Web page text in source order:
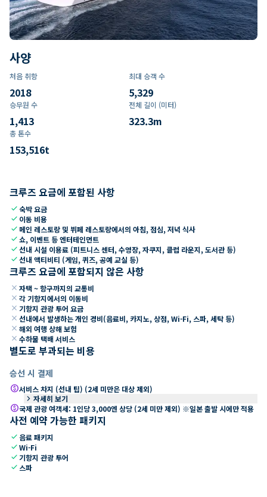
사양
처음 취항
2018
최대 승객 수
5,329
승무원 수
1,413
전체 길이 (미터)
323.3m
총 톤수
153,516t
크루즈 요금에 포함된 사항
check숙박 요금
check 이동 비용
check 메인 레스토랑 및 뷔페 레스토랑에서의 아침, 점심, 저녁 식사
check쇼, 이벤트 등 엔터테인먼트
check선내 시설 이용료 (피트니스 센터, 수영장, 자쿠지, 클럽 라운지, 도서관 등)
check선내 액티비티 (게임, 퀴즈, 공예 교실 등)
크루즈 요금에 포함되지 않은 사항
close 자택 ~ 항구까지의 교통비
close 각 기항지에서의 이동비
close 기항지 관광 투어 요금
close 선내에서 발생하는 개인 경비(음료비, 카지노, 상점, Wi-Fi, 스파, 세탁 등)
close 해외 여행 상해 보험
close 수하물 택배 서비스
별도로 부과되는 비용
승선 시 결제
paid서비스 차지 (선내 팁) (2세 미만은 대상 제외)
keyboard_arrow_right 자세히 보기
paid국제 관광 여객세: 1인당 3,000엔 상당 (2세 미만 제외) ※일본 출발 시에만 적용
사전 예약 가능한 패키지
check 음료 패키지
checkWi-Fi
check 기항지 관광 투어
check 스파